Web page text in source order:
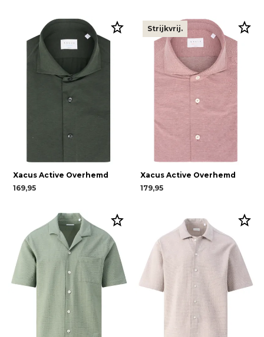
Xacus Active Overhemd
169,95
Strijkvrij.
Xacus Active Overhemd
179,95